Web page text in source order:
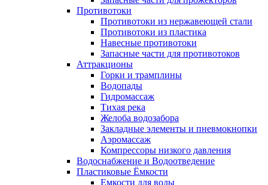
Противотоки
Противотоки из нержавеющей стали
Противотоки из пластика
Навесные противотоки
Запасные части для противотоков
Аттракционы
Горки и трамплины
Водопады
Гидромассаж
Тихая река
Желоба водозабора
Закладные элементы и пневмокнопки
Аэромассаж
Компрессоры низкого давления
Водоснабжение и Водоотведение
Пластиковые Ёмкости
Емкости для воды